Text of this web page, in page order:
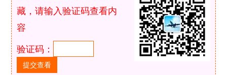
藏，请输入验证码查看内
容
验证码：